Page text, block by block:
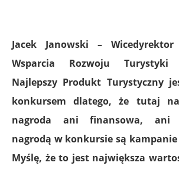
Jacek Janowski –
Wsparcia Rozwoju Turystyki
Najlepszy Produkt Turystyczny
konkursem dlatego, że tutaj
nagroda ani finansowa, ani
nagrodą w konkursie są
Myślę, że to jest największa